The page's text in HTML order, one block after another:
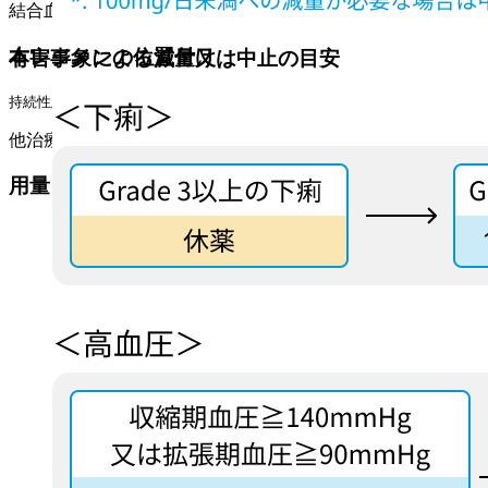
有害事象による減量又は中止の目安
結合血小板の貪食･破壊を抑制する｡
本レジメンの位置付け
持続性及び慢性免疫性血小板減少症
他治療で十分な効果が得られない場合､または忍容性に問題
用量レベル